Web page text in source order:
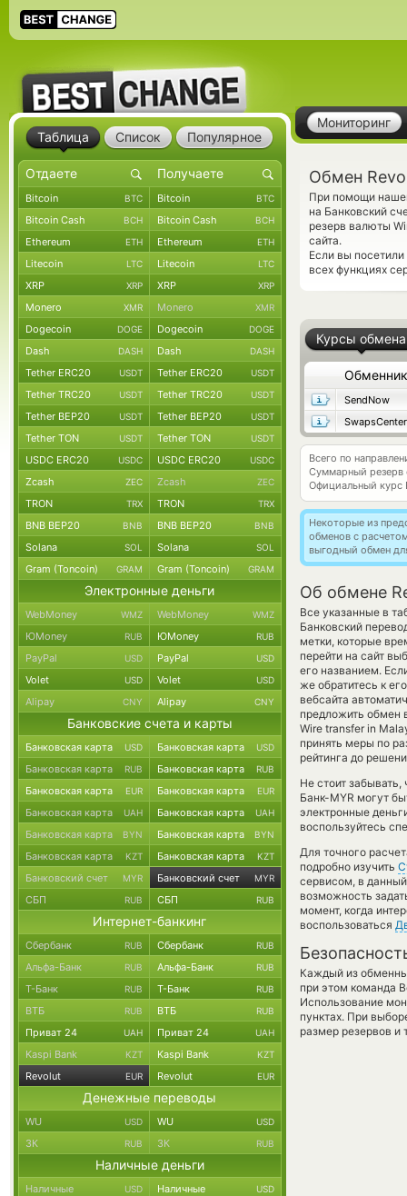
Мониторинг
Обмен
При помощи
на Банковский
резерв валюты
сайта.
Если вы
всех функциях
Курсы обмена
Обменник
SendNow
SwapsCenter
Всего по
Суммарный резерв
Официальный курс
Некоторые из
обменов с
выгодный обмен
Об обмене
Все указанные в
Банковский
метки, которые
перейти на сайт
его названием.
же обратитесь к
вебсайта
предложить обмен
Wire transfer in
принять меры по
рейтинга до
Не стоит
Банк-MYR могут
электронные
воспользуйтесь
Для точного
подробно изучить
сервисом, в
возможность
момент, когда
воспользоваться
Каждый из
при этом команда
Использование
пунктах. При
размер резервов и
Таблица Список Популярное
Bitcoin BTC Bitcoin BTC
Bitcoin Cash BCH Bitcoin Cash BCH
Ethereum ETH Ethereum ETH
Litecoin LTC Litecoin LTC
XRP XRP XRP XRP
Monero XMR Monero XMR
Dogecoin DOGE Dogecoin DOGE
Dash DASH Dash DASH
Tether ERC20 USDT Tether ERC20 USDT
Tether TRC20 USDT Tether TRC20 USDT
Tether BEP20 USDT Tether BEP20 USDT
Tether TON USDT Tether TON USDT
USDC ERC20 USDC USDC ERC20 USDC
Zcash ZEC Zcash ZEC
TRON TRX TRON TRX
BNB BEP20 BNB BNB BEP20 BNB
Solana SOL Solana SOL
Gram (Toncoin) GRAM Gram (Toncoin) GRAM
Электронные деньги
WebMoney WMZ WebMoney WMZ
ЮMoney RUB ЮMoney RUB
PayPal USD PayPal USD
Volet USD Volet USD
Alipay CNY Alipay CNY
Банковские счета и карты
Банковская карта USD Банковская карта USD
Банковская карта RUB Банковская карта RUB
Банковская карта EUR Банковская карта EUR
Банковская карта UAH Банковская карта UAH
Банковская карта BYN Банковская карта BYN
Банковская карта KZT Банковская карта KZT
Банковский счет MYR Банковский счет MYR
СБП RUB СБП RUB
Интернет-банкинг
Сбербанк RUB Сбербанк RUB
Альфа-Банк RUB Альфа-Банк RUB
Т-Банк RUB Т-Банк RUB
ВТБ RUB ВТБ RUB
Приват 24 UAH Приват 24 UAH
Kaspi Bank KZT Kaspi Bank KZT
Revolut EUR Revolut EUR
Денежные переводы
WU USD WU USD
ЗК RUB ЗК RUB
Наличные деньги
Наличные USD Наличные USD